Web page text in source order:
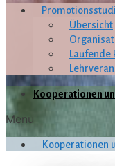
Übersicht
Kooperationen
Menu
Kooperationen